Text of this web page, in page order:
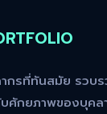
กรที่ทันสมัย รวบร
ศักยภาพของบุคล